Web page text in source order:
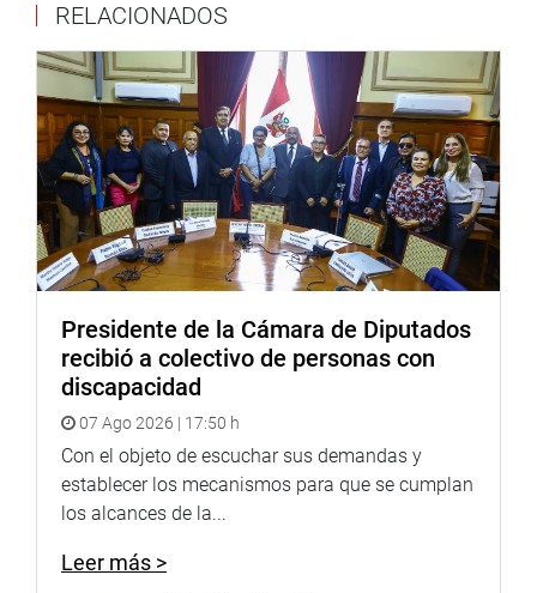
RELACIONADOS
Presidente de la Cámara de Diputados
recibió a colectivo de personas con
discapacidad
07 Ago 2026 | 17:50 h
Con el objeto de escuchar sus demandas y
establecer los mecanismos para que se cumplan
los alcances de la...
Leer más >